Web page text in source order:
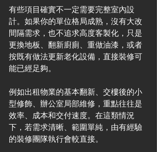
有些項目確實不一定需要完整室內設
計。如果你的單位格局成熟，沒有大改
間隔需求，也不追求高度客製化，只是
更換地板、翻新廚廁、重做油漆，或者
按既有做法更新老化設備，直接裝修可
能已經足夠。
例如出租物業的基本翻新、交樓後的小
型修飾、辦公室局部維修，重點往往是
效率、成本和交付速度。在這類情況
下，若需求清晰、範圍單純，由有經驗
的裝修團隊執行會較直接。